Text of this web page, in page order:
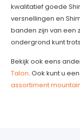
kwalitatief goede
versnellingen en
banden zijn van een
ondergrond kunt
Bekijk ook eens
Talon. Ook kunt u
assortiment